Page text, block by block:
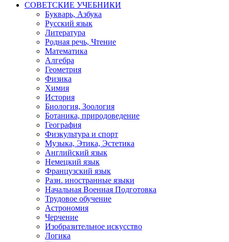
СОВЕТСКИЕ УЧЕБНИКИ
Букварь, Азбука
Русский язык
Литература
Родная речь, Чтение
Математика
Алгебра
Геометрия
Физика
Химия
История
Биология, Зоология
Ботаника, природоведение
География
Физкультура и спорт
Музыка, Этика, Эстетика
Английский язык
Немецкий язык
Французский язык
Разн. иностранные языки
Начальная Военная Подготовка
Трудовое обучение
Астрономия
Черчение
Изобразительное искусство
Логика